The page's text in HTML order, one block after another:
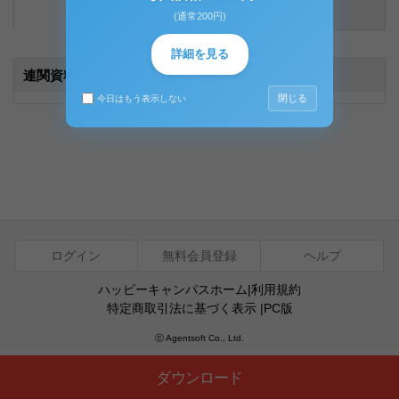
連関資料
ダウンロード
ログイン 無料会員登録 ヘルプ
ハッピーキャンパスホーム|利用規約
特定商取引法に基づく表示|PC版
ⓒ Agentsoft Co., Ltd.
(通常200円)
詳細を見る
今日はもう表示しない 閉じる